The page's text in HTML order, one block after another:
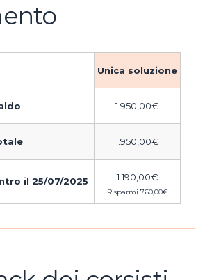
Unica soluzione
1.950,00€
1.950,00€
il 25/07/2025 1.190,00€
Risparmi 760,00€